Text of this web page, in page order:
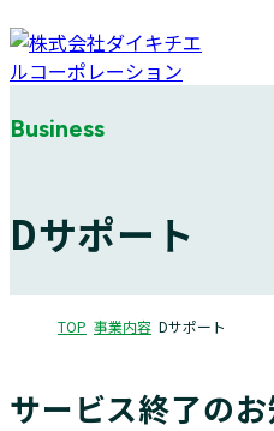
事業内容
Business
Dサポート
TOP 事業内容 Dサポート
サービス終了の